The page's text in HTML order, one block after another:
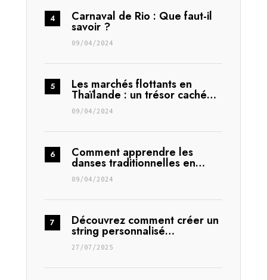
Carnaval de Rio : Que faut-il
savoir ?
09/04/2024
Les marchés flottants en
Thaïlande : un trésor caché…
09/04/2024
Comment apprendre les
danses traditionnelles en…
09/04/2024
Découvrez comment créer un
string personnalisé…
27/07/2025